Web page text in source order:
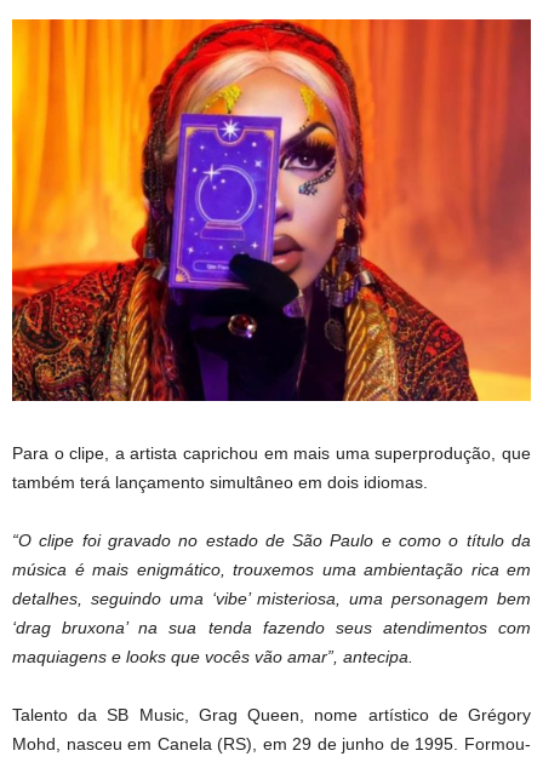
Para o clipe, a artista caprichou em mais uma superprodução, que
também terá lançamento simultâneo em dois idiomas.
“O clipe foi gravado no estado de São Paulo e como o título da
música é mais enigmático, trouxemos uma ambientação rica em
detalhes, seguindo uma ‘vibe’ misteriosa, uma personagem bem
‘drag bruxona’ na sua tenda fazendo seus atendimentos com
maquiagens e looks que vocês vão amar”, antecipa.
Talento da SB Music, Grag Queen, nome artístico de Grégory
Mohd, nasceu em Canela (RS), em 29 de junho de 1995. Formou-